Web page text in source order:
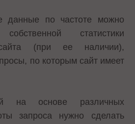
данные по частоте можно
статистики
(при ее наличии),
по которым сайт имеет
на основе различных
запроса нужно сделать